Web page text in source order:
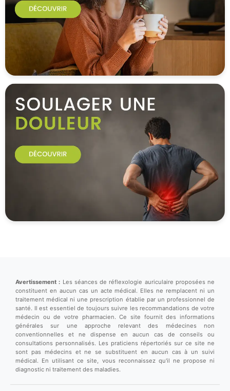
Avertissement : Les séances de réflexologie auriculaire proposées ne
constituent en aucun cas un acte médical. Elles ne remplacent ni un
traitement médical ni une prescription établie par un professionnel de
santé. Il est essentiel de toujours suivre les recommandations de votre
médecin ou de votre pharmacien. Ce site fournit des informations
générales sur une approche relevant des médecines non
conventionnelles et ne dispense en aucun cas de conseils ou
consultations personnalisés. Les praticiens répertoriés sur ce site ne
sont pas médecins et ne se substituent en aucun cas à un suivi
médical. En utilisant ce site, vous reconnaissez qu'il ne propose ni
diagnostic ni traitement des maladies.